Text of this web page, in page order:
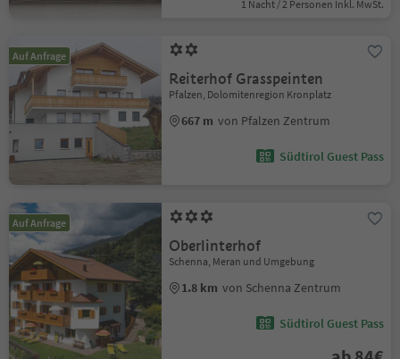
1 Nacht / 2 Personen Inkl. MwSt.
Auf Anfrage
Reiterhof Grasspeinten
Pfalzen, Dolomitenregion Kronplatz
667 m von Pfalzen Zentrum
Südtirol Guest Pass
Auf Anfrage
Oberlinterhof
Schenna, Meran und Umgebung
1.8 km von Schenna Zentrum
Südtirol Guest Pass